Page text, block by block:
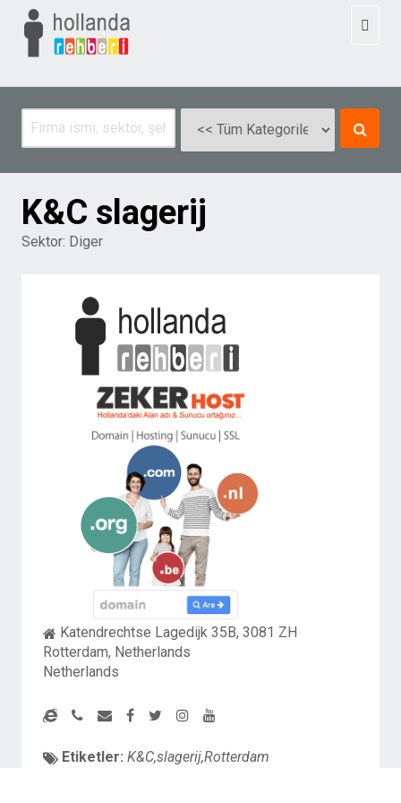
K&C slagerij
Sektor: Diger
Katendrechtse Lagedijk 35B, 3081 ZH
Rotterdam, Netherlands
Netherlands
Etiketler: K&C,slagerij,Rotterdam